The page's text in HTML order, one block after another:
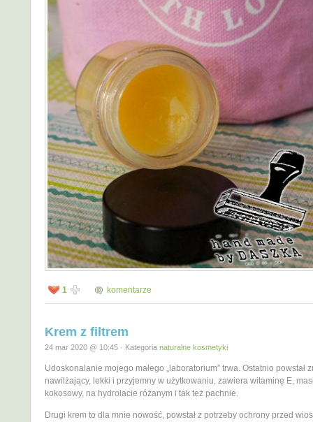
1 komentarze
Krem z filtrem
24 mar 2020 @ 10:45 · Kategoria naturalne kosmetyki
Udoskonalanie mojego małego „laboratorium” trwa. Ostatnio powstał
nawilżający, lekki i przyjemny w użytkowaniu, zawiera witaminę E,
kokosowy, na hydrolacie różanym i tak też pachnie.
Drugi krem to dla mnie nowość, powstał z potrzeby ochrony przed